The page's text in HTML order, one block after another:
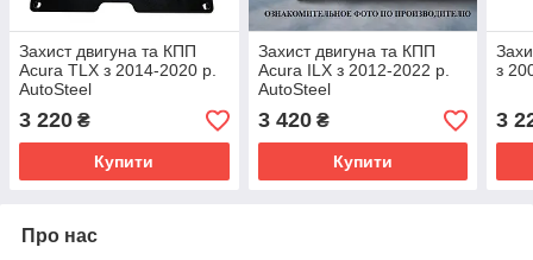
Захист двигуна та КПП
Acura TLX з 2014-2020 р.
AutoSteel
3 220 ₴
Купити
Захист двигуна та КПП
Acura ILX з 2012-2022 р.
AutoSteel
3 420₴
Купити
з
3
Про нас